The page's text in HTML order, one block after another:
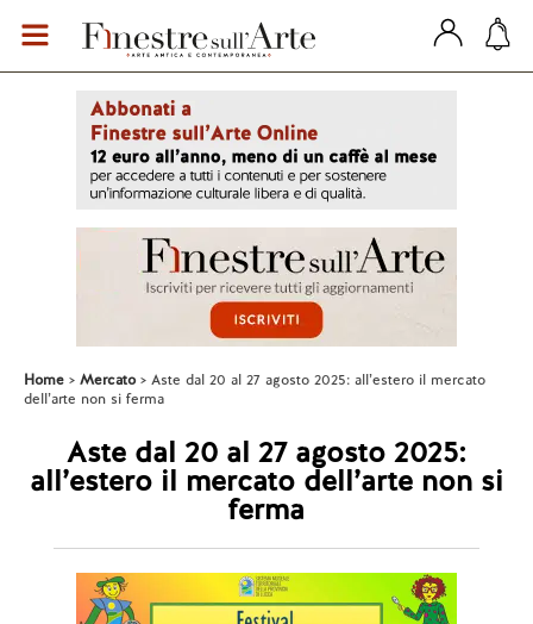
Home Mercato
Aste dal 20 al 27 agosto 2025: all’estero il mercato
dell’arte non si ferma
Aste dal 20 al 27 agosto 2025:
all’estero il mercato dell’arte non si
ferma